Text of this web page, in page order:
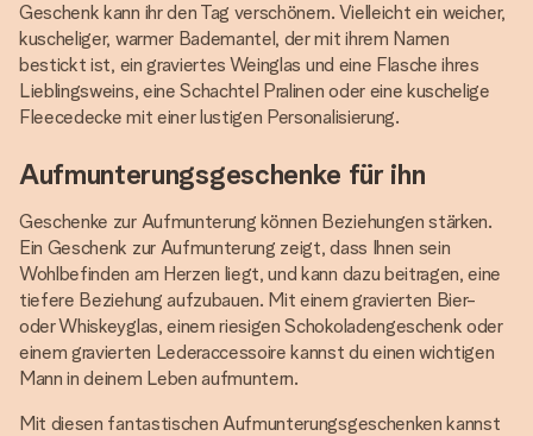
Geschenk kann ihr den Tag verschönern. Vielleicht ein weicher,
kuscheliger, warmer Bademantel, der mit ihrem Namen
bestickt ist, ein graviertes Weinglas und eine Flasche ihres
Lieblingsweins, eine Schachtel Pralinen oder eine kuschelige
Fleecedecke mit einer lustigen Personalisierung.
Aufmunterungsgeschenke für ihn
Geschenke zur Aufmunterung können Beziehungen stärken.
Ein Geschenk zur Aufmunterung zeigt, dass Ihnen sein
Wohlbefinden am Herzen liegt, und kann dazu beitragen, eine
tiefere Beziehung aufzubauen. Mit einem gravierten Bier-
oder Whiskeyglas, einem riesigen Schokoladengeschenk oder
einem gravierten Lederaccessoire kannst du einen wichtigen
Mann in deinem Leben aufmuntern.
Mit diesen fantastischen Aufmunterungsgeschenken kannst